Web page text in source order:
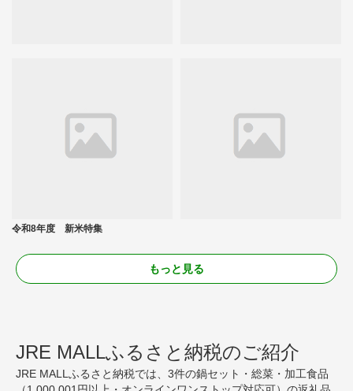
令和8年度 新米特集
もっと見る
JRE MALLふるさと納税のご紹介
JRE MALLふるさと納税では、3件の鍋セット・総菜・加工食品